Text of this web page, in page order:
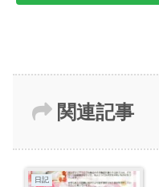
関連記事
日記